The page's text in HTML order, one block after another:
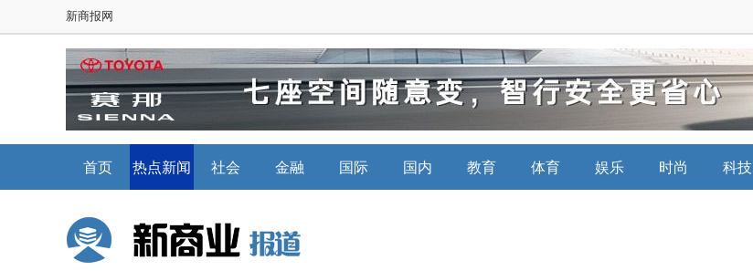
新商报网
首页 热点新闻 社会 金融 国际 国内 教育 体育 娱乐 时尚 科技